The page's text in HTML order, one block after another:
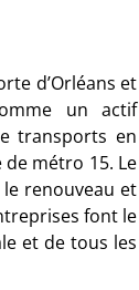
d’Orléans et
un actif
transports en
de métro 15. Le
renouveau et
font le
et de tous les